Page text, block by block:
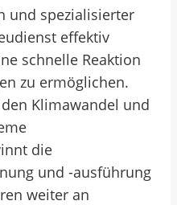
und spezialisierter
effektiv
schnelle Reaktion
zu ermöglichen.
Klimawandel und
die
und -ausführung
weiter an